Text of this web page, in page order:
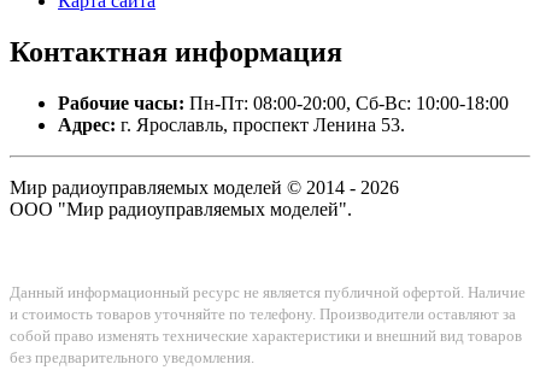
Контактная информация
Рабочие часы: Пн-Пт: 08:00-20:00, Сб-Вс: 10:00-18:00
Адрес: г. Ярославль, проспект Ленина 53.
Мир радиоуправляемых моделей © 2014 - 2026
ООО "Мир радиоуправляемых моделей".
Данный информационный ресурс не является публичной офертой. Наличие
и стоимость товаров уточняйте по телефону. Производители оставляют за
собой право изменять технические характеристики и внешний вид товаров
без предварительного уведомления.